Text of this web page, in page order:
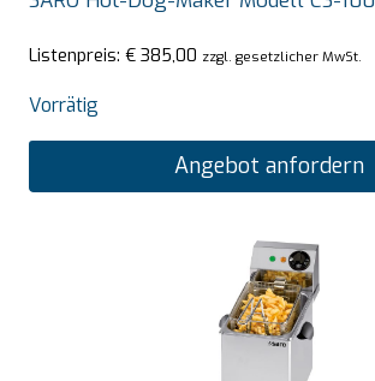
Listenpreis: € 385,00 zzgl. gesetzlicher MwSt.
Vorrätig
Angebot anfordern